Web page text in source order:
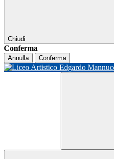
Chiudi
Conferma
Annulla Conferma